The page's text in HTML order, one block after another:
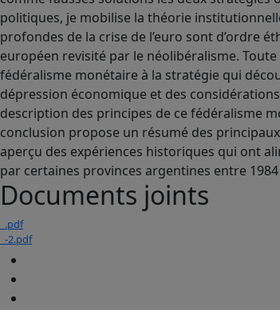
politiques, je mobilise la théorie
profondes de la crise de l’euro sont d’ordre
européen revisité par le néolibéralisme.
fédéralisme monétaire à la stratégie qui
dépression économique et des
description des principes de ce fédéralisme
conclusion propose un résumé des
aperçu des expériences historiques qui ont
par certaines provinces argentines entre 1984
Documents joints
_.pdf
_-2.pdf